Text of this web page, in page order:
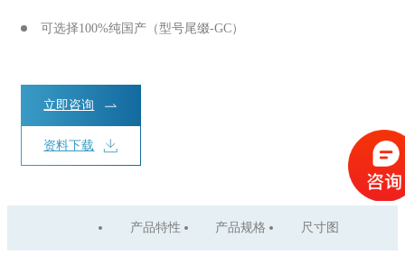
可选择100%纯国产（型号尾缀-GC）
立即咨询
资料下载
产品特性 产品规格 尺寸图